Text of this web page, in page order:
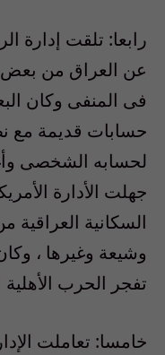
رابعا: تلقت إدارة
عن العراق من بعض
فى المنفى وكان
حسابات قديمة مع
لحسابه الشخصى
جهلت الأدارة
السكانية
وشيعة وغيرها ،
تفجر الحرب الأهلية
خامسا: تعاملت